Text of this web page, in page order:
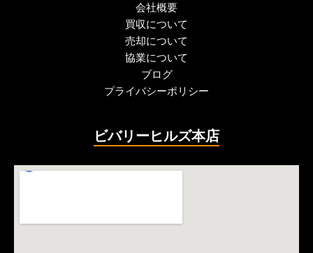
会社概要
買収について
売却について
協業について
ブログ
プライバシーポリシー
ビバリーヒルズ本店